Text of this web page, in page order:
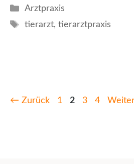
Kategorien
Arztpraxis
Schlagwörter
tierarzt, tierarztpraxis
← Zurück Seite
1 Seite
2 Seite
3 Seite
4